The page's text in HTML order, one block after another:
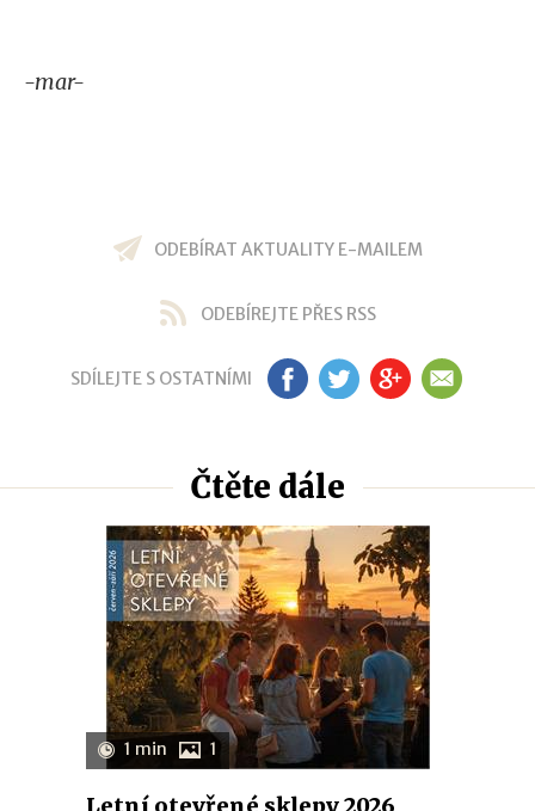
-mar-
ODEBÍRAT AKTUALITY E-MAILEM
ODEBÍREJTE PŘES RSS
SDÍLEJTE S OSTATNÍMI FB TW GP EM
Čtěte dále
1 min 1